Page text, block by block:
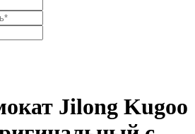
Jilong Kugoo